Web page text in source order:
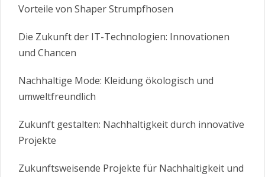
Vorteile von Shaper Strumpfhosen
Die Zukunft der IT-Technologien: Innovationen
und Chancen
Nachhaltige Mode: Kleidung ökologisch und
umweltfreundlich
Zukunft gestalten: Nachhaltigkeit durch innovative
Projekte
Zukunftsweisende Projekte für Nachhaltigkeit und